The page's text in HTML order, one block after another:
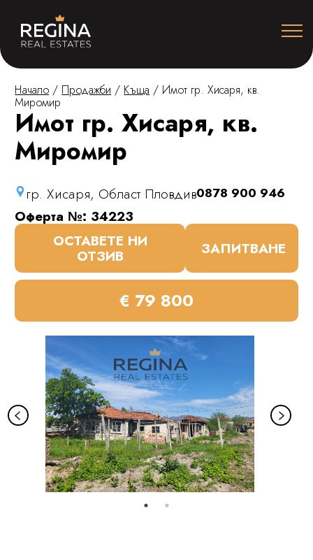
Начало / Продажби / Къща / Имот гр. Хисаря, кв.
Миромир
Имот гр. Хисаря, кв.
Миромир
гр. Хисаря, Област Пловдив0878 900 946
Оферта №: 34223
ОСТАВЕТЕ НИ
ОТЗИВ ЗАПИТВАНЕ
€ 79 800